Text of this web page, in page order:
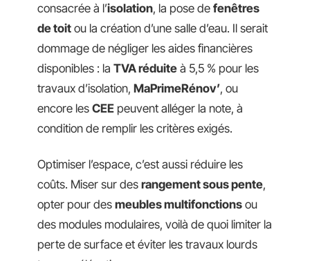
consacrée à l’isolation, la pose de fenêtres
de toit ou la création d’une salle d’eau. Il serait
dommage de négliger les aides financières
disponibles : la TVA réduite à 5,5 % pour les
travaux d’isolation, MaPrimeRénov’, ou
encore les CEE peuvent alléger la note, à
condition de remplir les critères exigés.
Optimiser l’espace, c’est aussi réduire les
coûts. Miser sur des rangement sous pente,
opter pour des meubles multifonctions ou
des modules modulaires, voilà de quoi limiter la
perte de surface et éviter les travaux lourds